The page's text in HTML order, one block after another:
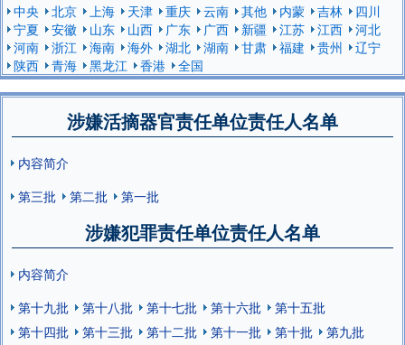
中央 北京 上海 天津 重庆 云南 其他 内蒙 吉林
四川
宁夏
安徽 山东 山西 广东 广西 新疆 江苏 江西
河北
河南
浙江 海南 海外 湖北 湖南 甘肃 福建 贵州
辽宁
陕西
青海 黑龙江 香港 全国
涉嫌活摘器官责任单位责任人名单
内容简介
第三批
第二批 第一批
涉嫌犯罪责任单位责任人名单
内容简介
第十九批
第十八批 第十七批 第十六批
第十五批
第十四批
第十三批 第十二批 第十一批 第十批
第九批